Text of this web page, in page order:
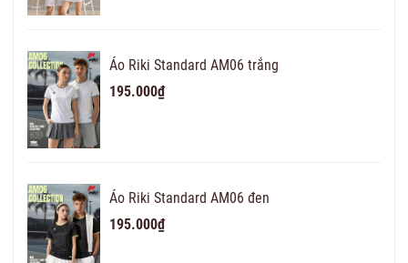
Áo Riki Standard AM06 trắng
195.000₫
Áo Riki Standard AM06 đen
195.000₫